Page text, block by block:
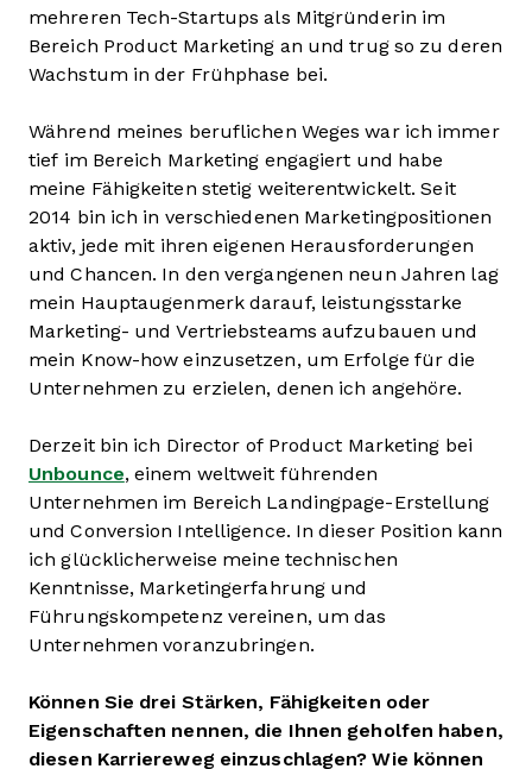
mehreren Tech-Startups als Mitgründerin im
Bereich Product Marketing an und trug so zu deren
Wachstum in der Frühphase bei.
Während meines beruflichen Weges war ich immer
tief im Bereich Marketing engagiert und habe
meine Fähigkeiten stetig weiterentwickelt. Seit
2014 bin ich in verschiedenen Marketingpositionen
aktiv, jede mit ihren eigenen Herausforderungen
und Chancen. In den vergangenen neun Jahren lag
mein Hauptaugenmerk darauf, leistungsstarke
Marketing- und Vertriebsteams aufzubauen und
mein Know-how einzusetzen, um Erfolge für die
Unternehmen zu erzielen, denen ich angehöre.
Derzeit bin ich Director of Product Marketing bei
Unbounce, einem weltweit führenden
Unternehmen im Bereich Landingpage-Erstellung
und Conversion Intelligence. In dieser Position kann
ich glücklicherweise meine technischen
Kenntnisse, Marketingerfahrung und
Führungskompetenz vereinen, um das
Unternehmen voranzubringen.
Können Sie drei Stärken, Fähigkeiten oder
Eigenschaften nennen, die Ihnen geholfen haben,
diesen Karriereweg einzuschlagen? Wie können